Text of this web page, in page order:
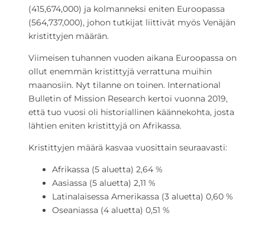
(415,674,000) ja kolmanneksi eniten Euroopassa
(564,737,000), johon tutkijat liittivät myös Venäjän
kristittyjen määrän.
Viimeisen tuhannen vuoden aikana Euroopassa on
ollut enemmän kristittyjä verrattuna muihin
maanosiin. Nyt tilanne on toinen. International
Bulletin of Mission Research kertoi vuonna 2019,
että tuo vuosi oli historiallinen käännekohta, josta
lähtien eniten kristittyjä on Afrikassa.
Kristittyjen määrä kasvaa vuosittain seuraavasti:
Afrikassa (5 aluetta) 2,64 %
Aasiassa (5 aluetta) 2,11 %
Latinalaisessa Amerikassa (3 aluetta) 0,60 %
Oseaniassa (4 aluetta) 0,51 %